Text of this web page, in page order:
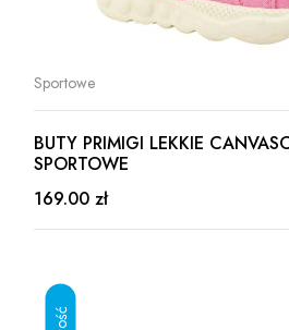
Sportowe
BUTY PRIMIGI LEKKIE
SPORTOWE
169.00 zł